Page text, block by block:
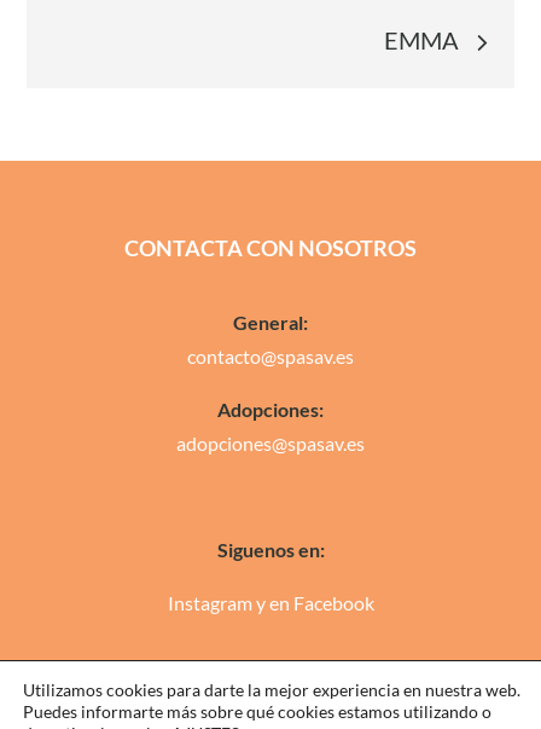
EMMA
CONTACTA CON NOSOTROS
General:
contacto@spasav.es
Adopciones:
adopciones@spasav.es
Siguenos en:
Instagramy en Facebook
Utilizamos cookies para darte la mejor experiencia en nuestra web.
Puedes informarte más sobre qué cookies estamos utilizando o